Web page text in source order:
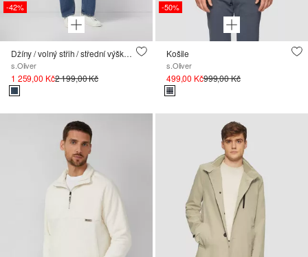
-42%
Džíny / volný střih / střední výška / široké nohavice
s.Oliver
1 259,00 Kč2 199,00 Kč
-50%
Košile
s.Oliver
499,00 Kč999,00 Kč